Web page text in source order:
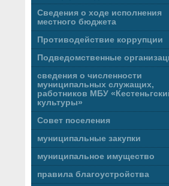
Сведения о ходе исполнения
местного бюджета
Противодействие коррупции
Подведомственные
сведения о численности
муниципальных служащих,
работников МБУ
культуры»
Совет поселения
муниципальные закупки
муниципальное имущество
правила благоустройства